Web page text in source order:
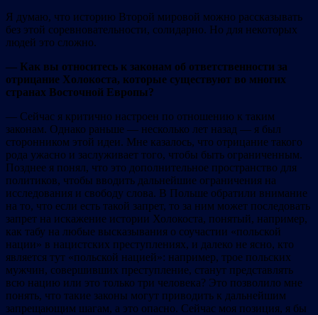
Я думаю, что историю Второй мировой можно рассказывать
без этой соревновательности, солидарно. Но для некоторых
людей это сложно.
— Как вы относитесь к законам об ответственности за
отрицание Холокоста, которые существуют во многих
странах Восточной Европы?
— Сейчас я критично настроен по отношению к таким
законам. Однако раньше — несколько лет назад — я был
сторонником этой идеи. Мне казалось, что отрицание такого
рода ужасно и заслуживает того, чтобы быть ограниченным.
Позднее я понял, что это дополнительное пространство для
политиков, чтобы вводить дальнейшие ограничения на
исследования и свободу слова. В Польше обратили внимание
на то, что если есть такой запрет, то за ним может последовать
запрет на искажение истории Холокоста, понятый, например,
как табу на любые высказывания о соучастии «польской
нации» в нацистских преступлениях, и далеко не ясно, кто
является тут «польской нацией»: например, трое польских
мужчин, совершивших преступление, станут представлять
всю нацию или это только три человека? Это позволило мне
понять, что такие законы могут приводить к дальнейшим
запрещающим шагам, а это опасно. Сейчас моя позиция, я бы